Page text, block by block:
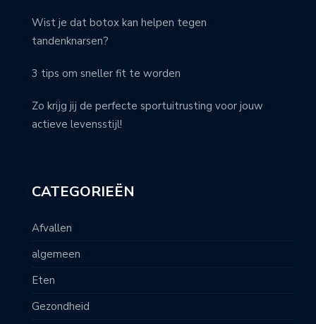
Wist je dat botox kan helpen tegen
tandenknarsen?
3 tips om sneller fit te worden
Zo krijg jij de perfecte sportuitrusting voor jouw
actieve levensstijl!
CATEGORIEËN
Afvallen
algemeen
Eten
Gezondheid